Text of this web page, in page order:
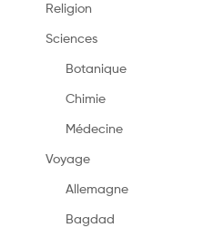
Religion
Sciences
Botanique
Chimie
Médecine
Voyage
Allemagne
Bagdad